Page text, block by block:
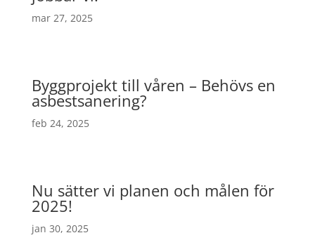
mar 27, 2025
Byggprojekt till våren – Behövs en
asbestsanering?
feb 24, 2025
Nu sätter vi planen och målen för
2025!
jan 30, 2025